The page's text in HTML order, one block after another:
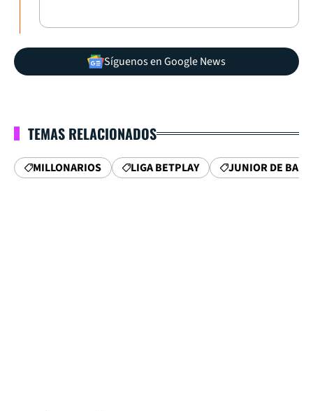
Síguenos en Google News
TEMAS RELACIONADOS
MILLONARIOS LIGA BETPLAY JUNIOR DE